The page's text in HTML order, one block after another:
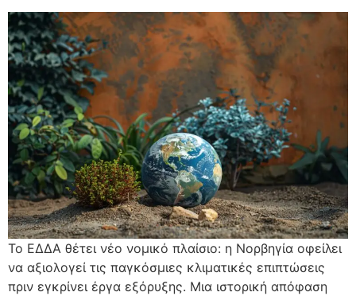
Το ΕΔΔΑ θέτει νέο νομικό πλαίσιο: η Νορβηγία οφείλει
να αξιολογεί τις παγκόσμιες κλιματικές επιπτώσεις
πριν εγκρίνει έργα εξόρυξης. Μια ιστορική απόφαση